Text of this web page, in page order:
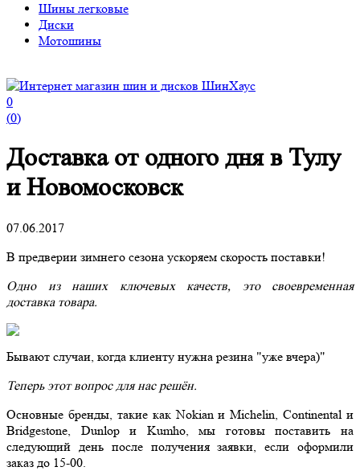
Шины легковые
Диски
Мотошины
0
(0)
Доставка от одного дня в Тулу
и Новомосковск
07.06.2017
В предверии зимнего сезона ускоряем скорость поставки!
Одно из наших ключевых качеств, это своевременная
доставка товара.
Бывают случаи, когда клиенту нужна резина "уже вчера)"
Теперь этот вопрос для нас решён.
Основные бренды, такие как Nokian и Michelin, Continental и
Bridgestone, Dunlop и Kumho, мы готовы поставить на
следующий день после получения заявки, если оформили
заказ до 15-00.